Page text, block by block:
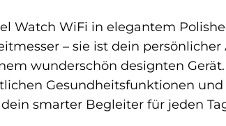
Watch WiFi in elegantem
– sie ist dein persönlicher
wunderschön designten
Gesundheitsfunktionen
smarter Begleiter für jeden